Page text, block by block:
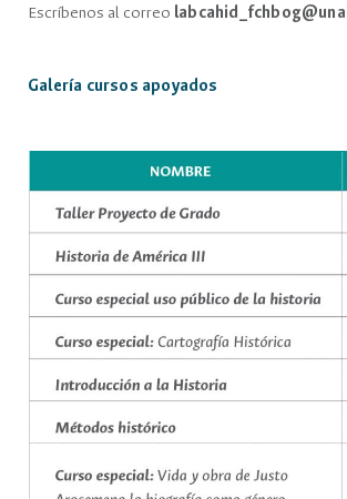
Escríbenos al correo
Galería cursos apoyados